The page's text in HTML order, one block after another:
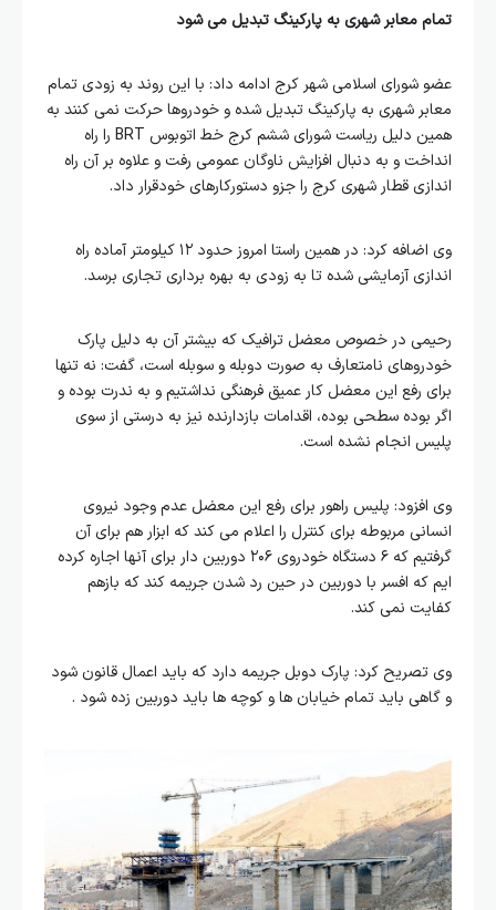
تمام معابر شهری به پارکینگ تبدیل می شود
عضو شورای اسلامی شهر کرج ادامه داد: با این روند به زودی تمام
معابر شهری به پارکینگ تبدیل شده و خودروها حرکت نمی کنند به
همین دلیل ریاست شورای ششم کرج خط اتوبوس BRT را راه
انداخت و به دنبال افزایش ناوگان عمومی رفت و علاوه بر آن راه
اندازی قطار شهری کرج را جزو دستورکارهای خودقرار داد.
وی اضافه کرد: در همین راستا امروز حدود ۱۲ کیلومتر آماده راه
اندازی آزمایشی شده تا به زودی به بهره برداری تجاری برسد.
رحیمی در خصوص معضل ترافیک که بیشتر آن به دلیل پارک
خودروهای نامتعارف به صورت دوبله و سوبله است، گفت: نه تنها
برای رفع این معضل کار عمیق فرهنگی نداشتیم و به ندرت بوده و
اگر بوده سطحی بوده، اقدامات بازدارنده نیز به درستی از سوی
پلیس انجام نشده است.
وی افزود: پلیس راهور برای رفع این معضل عدم وجود نیروی
انسانی مربوطه برای کنترل را اعلام می کند که ابزار هم برای آن
گرفتیم که ۶ دستگاه خودروی ۲۰۶ دوربین دار برای آنها اجاره کرده
ایم که افسر با دوربین در حین رد شدن جریمه کند که بازهم
کفایت نمی کند.
وی تصریح کرد: پارک دوبل جریمه دارد که باید اعمال قانون شود
و گاهی باید تمام خیابان ها و کوچه ها باید دوربین زده شود .